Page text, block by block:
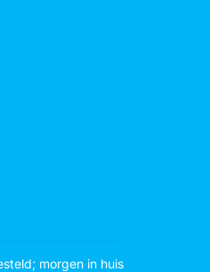
morgen in huis